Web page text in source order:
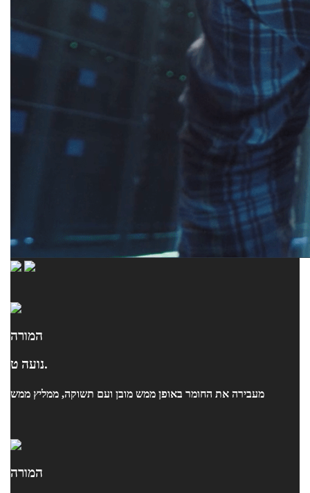
המורה
נועה ט.
מעבירה את החומר באופן ממש מובן ועם תשוקה, ממליץ ממש
המורה